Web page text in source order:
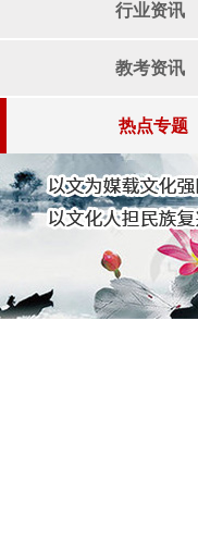
行业资讯
教考资讯
热点专题